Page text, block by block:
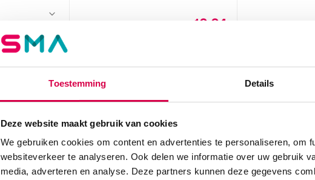
Toestemming Details
Deze website maakt gebruik van cookies
We gebruiken cookies om content en advertenties te personaliseren, om
websiteverkeer te analyseren. Ook delen we informatie over uw gebruik
media, adverteren en analyse. Deze partners kunnen deze gegevens
10.04